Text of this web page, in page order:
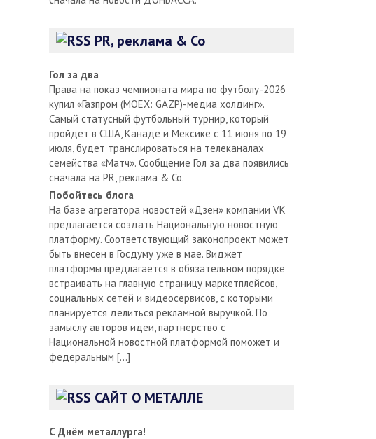
PR, реклама & Co
Гол за два
Права на показ чемпионата мира по футболу-2026
купил «Газпром (MOEX: GAZP)-медиа холдинг».
Самый статусный футбольный турнир, который
пройдет в США, Канаде и Мексике с 11 июня по 19
июля, будет транслироваться на телеканалах
семейства «Матч». Сообщение Гол за два появились
сначала на PR, реклама & Co.
Побойтесь блога
На базе агрегатора новостей «Дзен» компании VK
предлагается создать Национальную новостную
платформу. Соответствующий законопроект может
быть внесен в Госдуму уже в мае. Виджет
платформы предлагается в обязательном порядке
встраивать на главную страницу маркетплейсов,
социальных сетей и видеосервисов, с которыми
планируется делиться рекламной выручкой. По
замыслу авторов идеи, партнерство с
Национальной новостной платформой поможет и
федеральным […]
САЙТ О МЕТАЛЛЕ
С Днём металлурга!